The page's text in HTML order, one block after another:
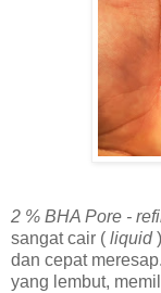
2 % BHA Pore -
sangat cair ( liquid)
dan cepat
yang lembut,